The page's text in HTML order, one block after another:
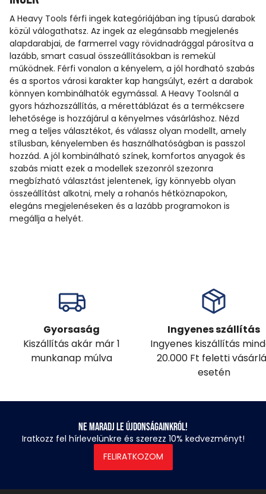
A Heavy Tools férfi ingek kategóriájában ing típusú darabok
közül válogathatsz. Az ingek az elegánsabb megjelenés
alapdarabjai, de farmerrel vagy rövidnadrággal párosítva a
lazább, smart casual összeállításokban is remekül
működnek. Férfi vonalon a kényelem, a jól hordható szabás
és a sportos városi karakter kap hangsúlyt, ezért a darabok
könnyen kombinálhatók egymással. A Heavy Toolsnál a
gyors házhozszállítás, a mérettáblázat és a termékcsere
lehetősége is hozzájárul a kényelmes vásárláshoz. Nézd
meg a teljes választékot, és válassz olyan modellt, amely
stílusban, kényelemben és használhatóságban is passzol
hozzád. A jól kombinálható színek, komfortos anyagok és
szabás miatt ezek a modellek szezonról szezonra
megbízható választást jelentenek, így könnyebb olyan
összeállítást alkotni, mely a rohanós hétköznapokon,
elegáns megjelenéseken és a lazább programokon is
megállja a helyét.
Gyorsaság
Kiszállítás akár már 1
munkanap múlva
Ingyenes szállítás
Ingyenes kiszállítás
20.000 Ft feletti
esetén
Ne maradj le újdonságainkról!
Iratkozz fel hírlevelünkre és szerezz 10% kedvezményt!
FELIRATKOZOM